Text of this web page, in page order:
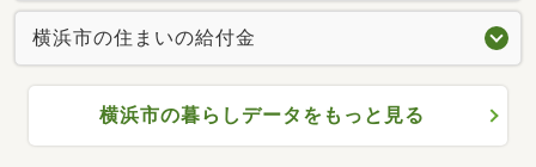
横浜市の住まいの給付金
横浜市の暮らしデータをもっと見る